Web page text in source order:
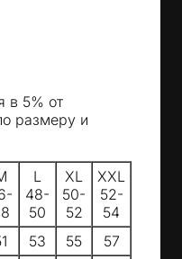
в 5% от
размеру и
L
48-
50
XL
50-
52
XXL
52-
54
53 55
57